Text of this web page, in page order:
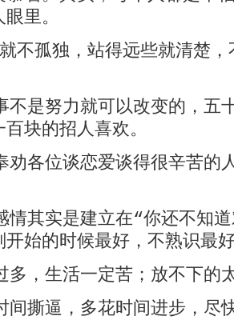
里。
孤独，站得远些就清楚，
是努力就可以改变的，五
块的招人喜欢。
各位谈恋爱谈得很辛苦的
其实是建立在“你还不知道
开始的时候最好，不熟识最
，生活一定苦；放不下的
撕逼，多花时间进步，尽